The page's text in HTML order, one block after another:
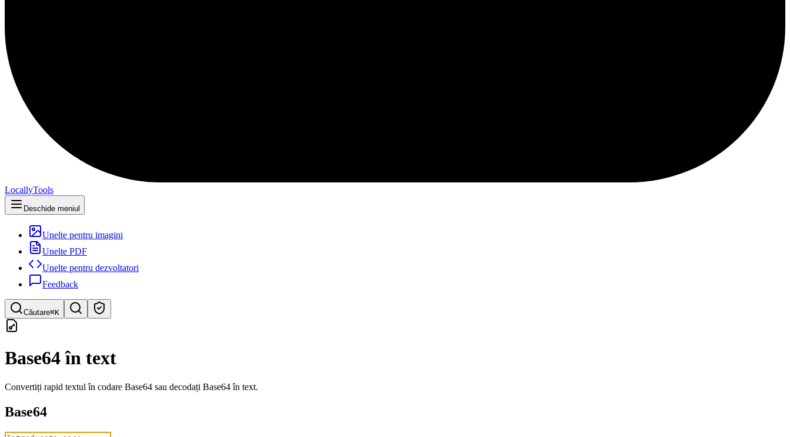
LocallyTools
Deschide meniul
Unelte pentru imagini
Unelte PDF
Unelte pentru dezvoltatori
Feedback
Căutare⌘K
Caută instrumente
Căutare rapidă a instrumentelor
Base64 în text
Convertiți rapid textul în codare Base64 sau decodați Base64 în text.
Base64